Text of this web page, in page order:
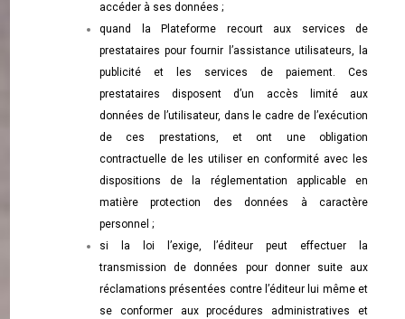
accéder à ses données ;
quand la Plateforme recourt aux services de
prestataires pour fournir l’assistance utilisateurs, la
publicité et les services de paiement. Ces
prestataires disposent d’un accès limité aux
données de l’utilisateur, dans le cadre de l’exécution
de ces prestations, et ont une obligation
contractuelle de les utiliser en conformité avec les
dispositions de la réglementation applicable en
matière protection des données à caractère
personnel ;
si la loi l’exige, l’éditeur peut effectuer la
transmission de données pour donner suite aux
réclamations présentées contre l’éditeur lui même et
se conformer aux procédures administratives et